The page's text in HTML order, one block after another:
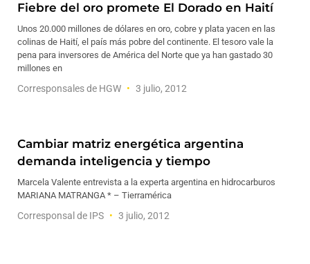
Fiebre del oro promete El Dorado en Haití
Unos 20.000 millones de dólares en oro, cobre y plata yacen en las
colinas de Haití, el país más pobre del continente. El tesoro vale la
pena para inversores de América del Norte que ya han gastado 30
millones en
Corresponsales de HGW 3 julio, 2012
Cambiar matriz energética argentina
demanda inteligencia y tiempo
Marcela Valente entrevista a la experta argentina en hidrocarburos
MARIANA MATRANGA * – Tierramérica
Corresponsal de IPS 3 julio, 2012